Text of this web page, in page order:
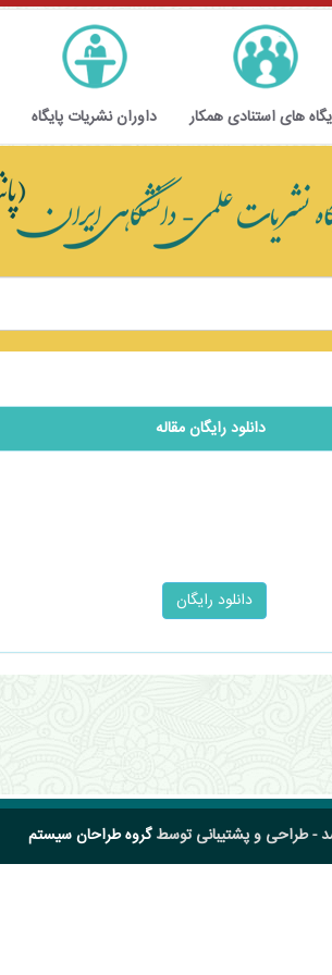
های استنادی همکار داوران نشریات پایگاه
دانلود رایگان مقاله
- طراحی و پشتیبانی توسطگروه طراحان سیستم